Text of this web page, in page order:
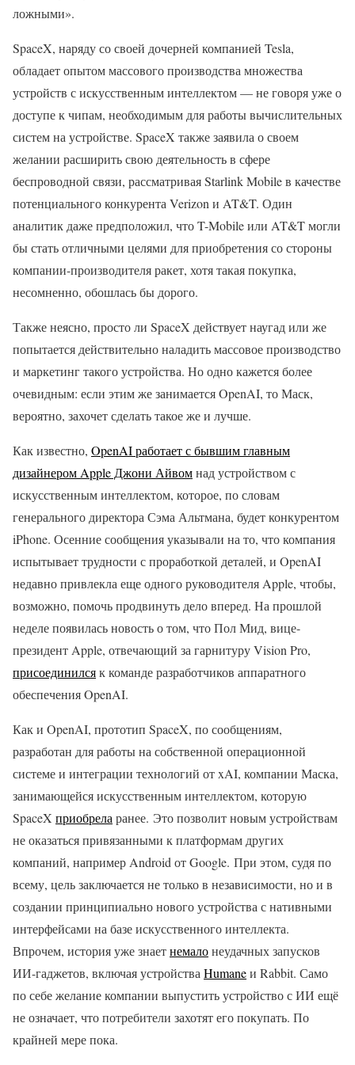
ложными».
SpaceX, наряду со своей дочерней компанией Tesla,
обладает опытом массового производства множества
устройств с искусственным интеллектом — не говоря уже о
доступе к чипам, необходимым для работы вычислительных
систем на устройстве. SpaceX также заявила о своем
желании расширить свою деятельность в сфере
беспроводной связи, рассматривая Starlink Mobile в качестве
потенциального конкурента Verizon и AT&T. Один
аналитик даже предположил, что T-Mobile или AT&T могли
бы стать отличными целями для приобретения со стороны
компании-производителя ракет, хотя такая покупка,
несомненно, обошлась бы дорого.
Также неясно, просто ли SpaceX действует наугад или же
попытается действительно наладить массовое производство
и маркетинг такого устройства. Но одно кажется более
очевидным: если этим же занимается OpenAI, то Маск,
вероятно, захочет сделать такое же и лучше.
Как известно, OpenAI работает с бывшим главным
дизайнером Apple Джони Айвомнад устройством с
искусственным интеллектом, которое, по словам
генерального директора Сэма Альтмана, будет конкурентом
iPhone. Осенние сообщения указывали на то, что компания
испытывает трудности с проработкой деталей, и OpenAI
недавно привлекла еще одного руководителя Apple, чтобы,
возможно, помочь продвинуть дело вперед. На прошлой
неделе появилась новость о том, что Пол Мид, вице-
президент Apple, отвечающий за гарнитуру Vision Pro,
присоединилсяк команде разработчиков аппаратного
обеспечения OpenAI.
Как и OpenAI, прототип SpaceX, по сообщениям,
разработан для работы на собственной операционной
системе и интеграции технологий от xAI, компании Маска,
занимающейся искусственным интеллектом, которую
SpaceX приобрела ранее. Это позволит новым устройствам
не оказаться привязанными к платформам других
компаний, например Android от Google. При этом, судя по
всему, цель заключается не только в независимости, но и в
создании принципиально нового устройства с нативными
интерфейсами на базе искусственного интеллекта.
Впрочем, история уже знаетнемалонеудачных запусков
ИИ-гаджетов, включая устройства Humaneи Rabbit. Само
по себе желание компании выпустить устройство с ИИ ещё
не означает, что потребители захотят его покупать. По
крайней мере пока.